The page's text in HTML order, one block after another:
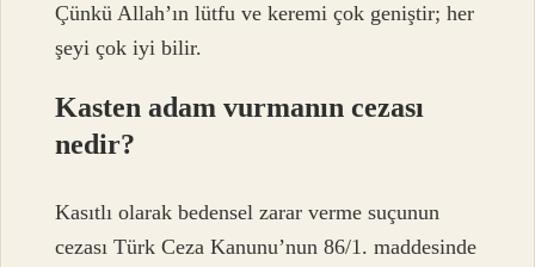
Çünkü Allah’ın lütfu ve keremi çok geniştir; her
şeyi çok iyi bilir.
Kasten adam vurmanın cezası
nedir?
Kasıtlı olarak bedensel zarar verme suçunun
cezası Türk Ceza Kanunu’nun 86/1. maddesinde